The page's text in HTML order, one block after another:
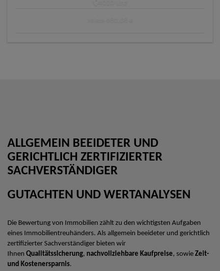
ALLGEMEIN BEEIDETER UND
GERICHTLICH ZERTIFIZIERTER
SACHVERSTÄNDIGER
GUTACHTEN UND WERTANALYSEN
Die Bewertung von Immobilien zählt zu den wichtigsten Aufgaben
eines Immobilientreuhänders. Als allgemein beeideter und gerichtlich
zertifizierter Sachverständiger bieten wir
Ihnen Qualitätssicherung, nachvollziehbare Kaufpreise, sowie Zeit-
und Kostenersparnis.